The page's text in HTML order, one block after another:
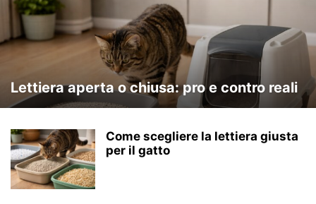
Lettiera aperta o chiusa: pro e contro reali
Come scegliere la lettiera giusta
per il gatto